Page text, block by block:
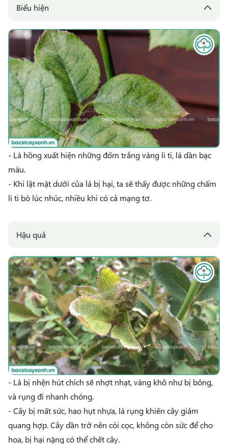
Biểu hiện
- Lá hồng xuất hiện những đốm trắng vàng li ti, lá dần bạc
màu.
- Khi lật mặt dưới của lá bị hại, ta sẽ thấy được những chấm
li ti bò lúc nhúc, nhiều khi có cả mạng tơ.
Hậu quả
- Lá bị nhện hút chích sẽ nhợt nhạt, vàng khô như bị bỏng,
và rụng đi nhanh chóng.
- Cây bị mất sức, hao hụt nhựa, lá rụng khiến cây giảm
quang hợp. Cây dần trở nên còi cọc, không còn sức để cho
hoa, bị hại nặng có thể chết cây.